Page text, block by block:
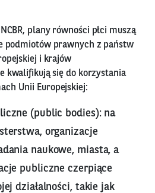
plany równości płci muszą
podmiotów prawnych z państw
i krajów
kwalifikują się do korzystania
Unii Europejskiej:
(public bodies): na
organizacje
naukowe, miasta, a
publiczne czerpiące
działalności, takie jak